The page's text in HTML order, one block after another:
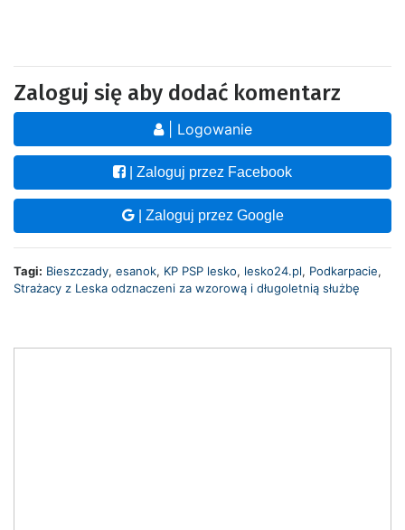
Zaloguj się aby dodać komentarz
| Logowanie
| Zaloguj przez Facebook
| Zaloguj przez Google
Tagi: Bieszczady, esanok, KP PSP lesko, lesko24.pl, Podkarpacie,
Strażacy z Leska odznaczeni za wzorową i długoletnią służbę